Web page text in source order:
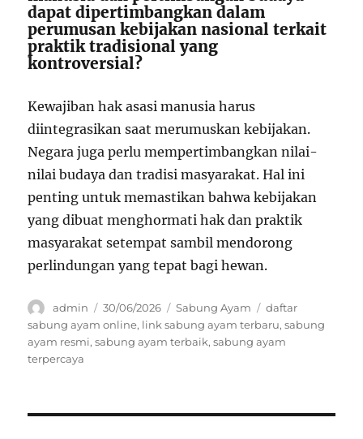
dapat dipertimbangkan dalam
perumusan kebijakan nasional terkait
praktik tradisional yang
kontroversial?
Kewajiban hak asasi manusia harus
diintegrasikan saat merumuskan kebijakan.
Negara juga perlu mempertimbangkan nilai-
nilai budaya dan tradisi masyarakat. Hal ini
penting untuk memastikan bahwa kebijakan
yang dibuat menghormati hak dan praktik
masyarakat setempat sambil mendorong
perlindungan yang tepat bagi hewan.
Author
admin
Posted
on
30/06/2026 Categories
Sabung Ayam Tags
daftar
sabung ayam online, link sabung ayam terbaru,sabung
ayam resmi,sabung ayam terbaik,sabung ayam
terpercaya